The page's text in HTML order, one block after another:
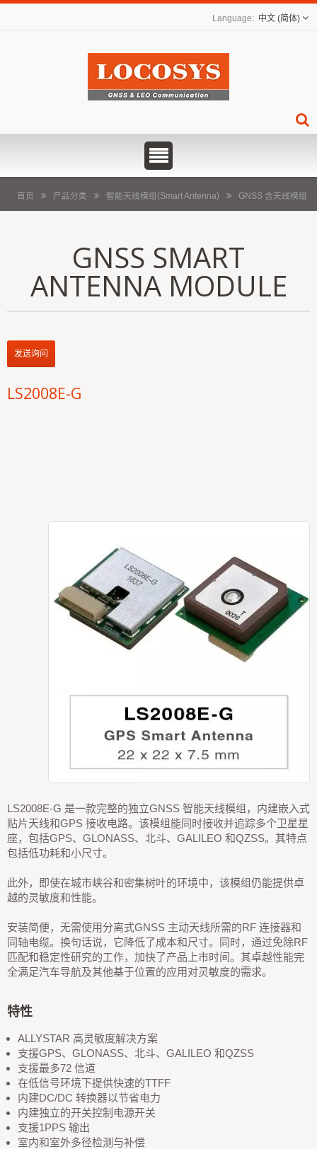
中文 (简体)
首页 产品分类 智能天线模组(Smart Antenna) GNSS 含天线模组
GNSS SMART
ANTENNA MODULE
发送询问
LS2008E-G
LS2008E-G 是一款完整的独立GNSS 智能天线模组，内建嵌入式
贴片天线和GPS 接收电路。该模组能同时接收并追踪多个卫星星
座，包括GPS、GLONASS、北斗、GALILEO 和QZSS。其特点
包括低功耗和小尺寸。
此外，即使在城市峡谷和密集树叶的环境中，该模组仍能提供卓
越的灵敏度和性能。
安装简便，无需使用分离式GNSS 主动天线所需的RF 连接器和
同轴电缆。换句话说，它降低了成本和尺寸。同时，通过免除RF
匹配和稳定性研究的工作，加快了产品上市时间。其卓越性能完
全满足汽车导航及其他基于位置的应用对灵敏度的需求。
特性
ALLYSTAR 高灵敏度解决方案
支援GPS、GLONASS、北斗、GALILEO 和QZSS
支援最多72 信道
在低信号环境下提供快速的TTFF
内建DC/DC 转换器以节省电力
内建独立的开关控制电源开关
支援1PPS 输出
室内和室外多径检测与补偿